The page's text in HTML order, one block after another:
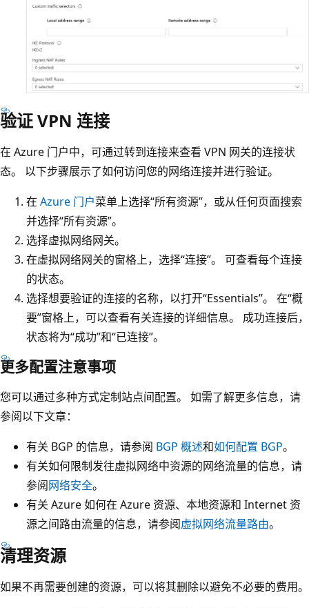
验证 VPN 连接
在 Azure 门户中，可通过转到连接来查看 VPN 网关的连接状
态。 以下步骤展示了如何访问您的网络连接并进行验证。
在 Azure 门户菜单上选择“所有资源”，或从任何页面搜索
并选择“所有资源”。
选择虚拟网络网关。
在虚拟网络网关的窗格上，选择“连接”。 可查看每个连接
的状态。
选择想要验证的连接的名称，以打开“Essentials”。 在“概
要”窗格上，可以查看有关连接的详细信息。 成功连接后，
状态将为“成功”和“已连接”。
更多配置注意事项
您可以通过多种方式定制站点间配置。 如需了解更多信息，请
参阅以下文章：
有关 BGP 的信息，请参阅 BGP 概述和如何配置 BGP。
有关如何限制发往虚拟网络中资源的网络流量的信息，请
参阅网络安全。
有关 Azure 如何在 Azure 资源、本地资源和 Internet 资
源之间路由流量的信息，请参阅虚拟网络流量路由。
清理资源
如果不再需要创建的资源，可以将其删除以避免不必要的费用。